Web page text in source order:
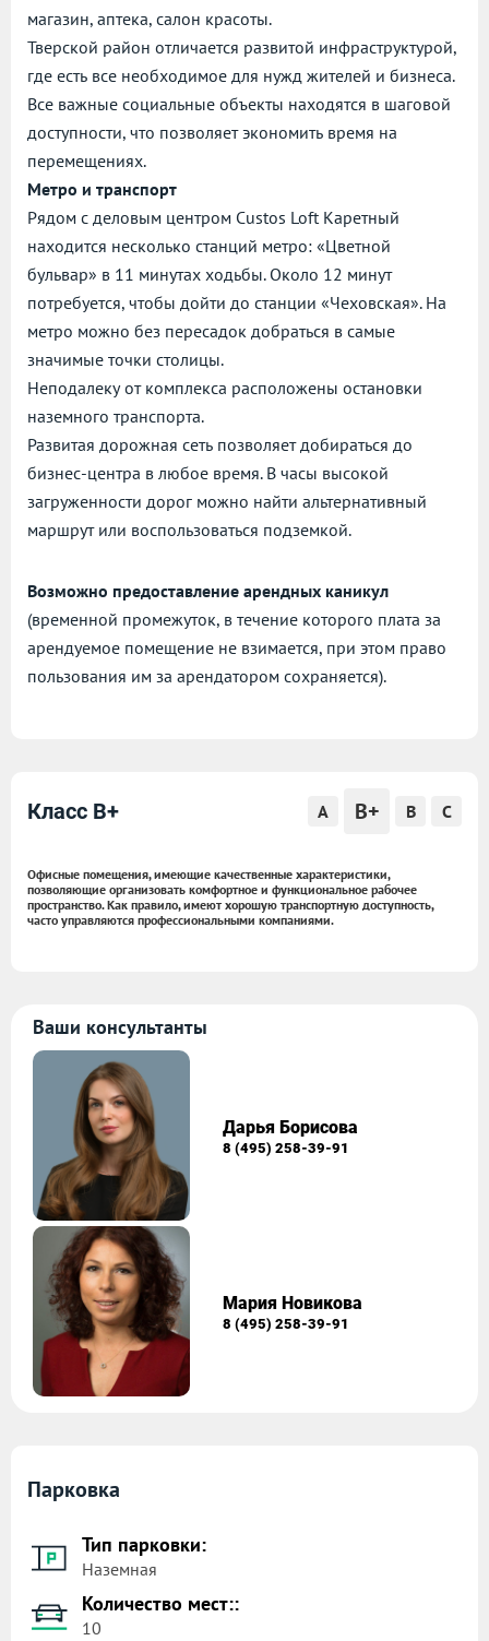
магазин, аптека, салон красоты.
Тверской район отличается развитой инфраструктурой,
где есть все необходимое для нужд жителей и бизнеса.
Все важные социальные объекты находятся в шаговой
доступности, что позволяет экономить время на
перемещениях.
Метро и транспорт
Рядом с деловым центром Custos Loft Каретный
находится несколько станций метро: «Цветной
бульвар» в 11 минутах ходьбы. Около 12 минут
потребуется, чтобы дойти до станции «Чеховская». На
метро можно без пересадок добраться в самые
значимые точки столицы.
Неподалеку от комплекса расположены остановки
наземного транспорта.
Развитая дорожная сеть позволяет добираться до
бизнес-центра в любое время. В часы высокой
загруженности дорог можно найти альтернативный
маршрут или воспользоваться подземкой.
Возможно предоставление арендных каникул
(временной промежуток, в течение которого плата за
арендуемое помещение не взимается, при этом право
пользования им за арендатором сохраняется).
Класс B+ A B+ B C
Офисные помещения, имеющие качественные характеристики,
позволяющие организовать комфортное и функциональное рабочее
пространство. Как правило, имеют хорошую транспортную доступность,
часто управляются профессиональными компаниями.
Ваши консультанты
Дарья Борисова
8 (495) 258-39-91
Мария Новикова
8 (495) 258-39-91
Парковка
Тип парковки:
Наземная
Количество мест::
10